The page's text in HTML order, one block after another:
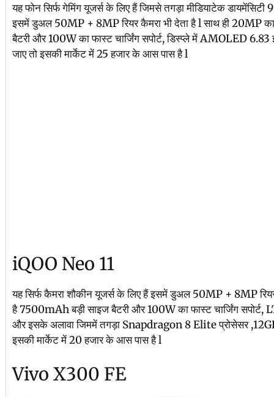
यह फोन सिर्फ गेमिंग यूजर्स के लिए हैं जिमसे तगड़ा मीडियाटेक
इसमें डुअल 50MP + 8MP रियर कैमरा भी देता है l साथ ही 20MP
बैटरी और 100W का फास्ट चार्जिंग सपोर्ट, डिस्प्ले में AMOLED 6.83
जाए तो इसकी मार्केट में 25 हजार के आस पास है l
iQOO Neo 11
यह सिर्फ कैमरा शौकीन यूजर्स के लिए हैं इसमें डुअल 50MP + 8MP
है 7500mAh बड़ी साइज बैटरी और 100W का फास्ट चार्जिंग
और इसके अलावा जिममें तगड़ा Snapdragon 8 Elite प्रोसेसर
इसकी मार्केट में 20 हजार के आस पास है l
Vivo X300 FE